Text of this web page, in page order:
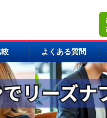
較 よくある質問